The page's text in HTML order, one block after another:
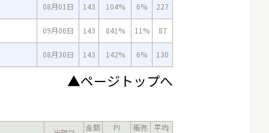
08月01日 143 104% 6% 227
09月06日 143 841% 11% 87
08月30日 143 142% 6% 130
▲ページトップへ
金額 PI 販売 平均